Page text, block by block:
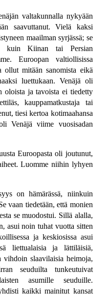
valtakunnalla nykyään
saavuttanut. Vielä kaksi
maailman syrjässä; se
kuin Kiinan tai Persian
Euroopan valtiollisissa
ollut mitään sanomista eikä
luettukaan. Venäjä oli
oloista ja tavoista ei tiedetty
kauppamatkustaja tai
tiesi kertoa kotimaahansa
Venäjä viime vuosisadan
Euroopasta oli joutunut,
Luomme niihin lyhyen
on hämärässä, niinkuin
vaan tiedetään, että monien
se muodostui. Sillä alalla,
asui noin tuhat vuotta sitten
ja keskiosissa asui
liettualaisia ja lättiläisiä,
vihdoin slaavilaisia heimoja,
seuduilta tunkeutuivat
asumille seuduille.
kaikki mainitut kansat